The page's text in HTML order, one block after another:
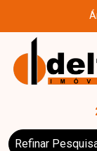
Refinar